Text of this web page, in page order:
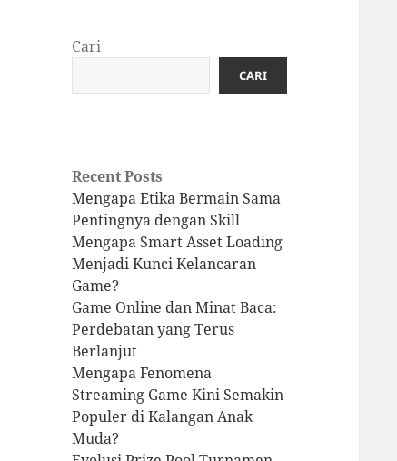
Cari
CARI
Recent Posts
Mengapa Etika Bermain Sama
Pentingnya dengan Skill
Mengapa Smart Asset Loading
Menjadi Kunci Kelancaran
Game?
Game Online dan Minat Baca:
Perdebatan yang Terus
Berlanjut
Mengapa Fenomena
Streaming Game Kini Semakin
Populer di Kalangan Anak
Muda?